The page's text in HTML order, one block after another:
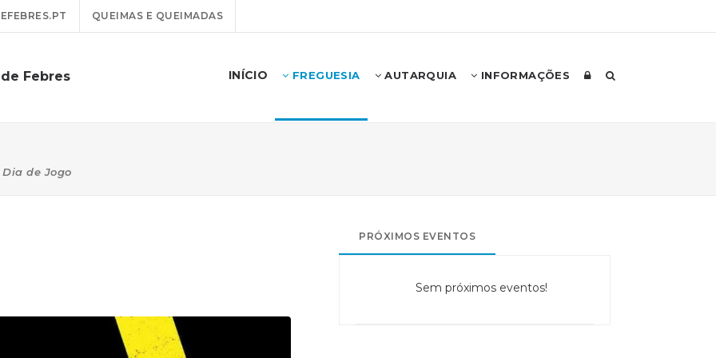
QUEIMAS E QUEIMADAS
Febres INÍCIO FREGUESIA AUTARQUIA INFORMAÇÕES
Dia de Jogo
PRÓXIMOS EVENTOS
Sem próximos eventos!